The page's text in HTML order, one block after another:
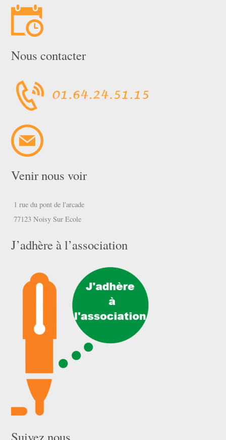
Nous contacter
Venir nous voir
1 rue du pont de l'arcade
77123 Noisy Sur Ecole
J’adhère à l’association
Suivez nous …